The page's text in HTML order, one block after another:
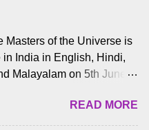
Masters of the Universe is
in India in English, Hindi,
Malayalam on 5th June,
love from cult He-Man fans
an exciting glimpse
READ MORE